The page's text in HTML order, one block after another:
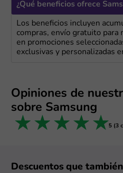
¿Qué beneficios ofrece
Los beneficios incluyen
compras, envío gratuito para
en promociones
exclusivas y personalizadas
Opiniones de
sobre Samsung
5
4
3 stars
2 stars
1 star 5 (3
Descuentos que